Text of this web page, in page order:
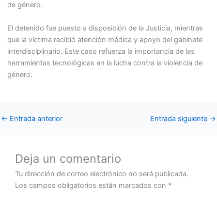
de género.
El detenido fue puesto a disposición de la Justicia, mientras
que la víctima recibió atención médica y apoyo del gabinete
interdisciplinario. Este caso refuerza la importancia de las
herramientas tecnológicas en la lucha contra la violencia de
género.
← Entrada anterior Entrada siguiente →
Deja un comentario
Tu dirección de correo electrónico no será publicada.
Los campos obligatorios están marcados con *